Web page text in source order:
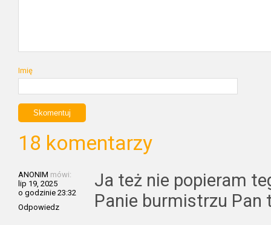
Imię
18 komentarzy
ANONIM mówi:
lip 19, 2025
o godzinie 23:32
Odpowiedz
Ja też nie popieram
Panie burmistrzu Pan